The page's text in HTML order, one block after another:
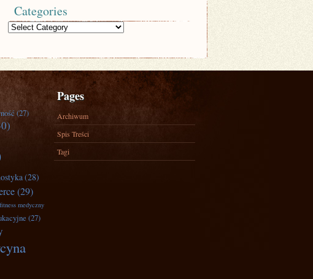
Categories
Categories
(27)
(28)
(29)
fitness medyczny
(27)
Pages
Archiwum
Spis Treści
Tagi